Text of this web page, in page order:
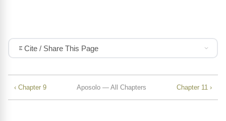
Cite / Share This Page
‹ Chapter 9 Aposolo — All Chapters Chapter 11 ›